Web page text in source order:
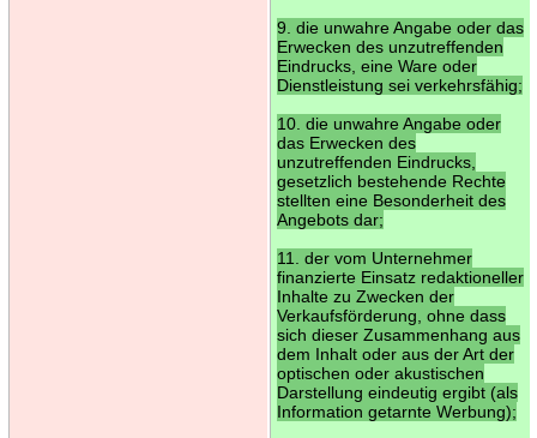
9. die unwahre Angabe oder das
Erwecken des unzutreffenden
Eindrucks, eine Ware oder
Dienstleistung sei verkehrsfähig;
10. die unwahre Angabe oder
das Erwecken des
unzutreffenden Eindrucks,
gesetzlich bestehende Rechte
stellten eine Besonderheit des
Angebots dar;
11. der vom Unternehmer
finanzierte Einsatz redaktioneller
Inhalte zu Zwecken der
Verkaufsförderung, ohne dass
sich dieser Zusammenhang aus
dem Inhalt oder aus der Art der
optischen oder akustischen
Darstellung eindeutig ergibt (als
Information getarnte Werbung);